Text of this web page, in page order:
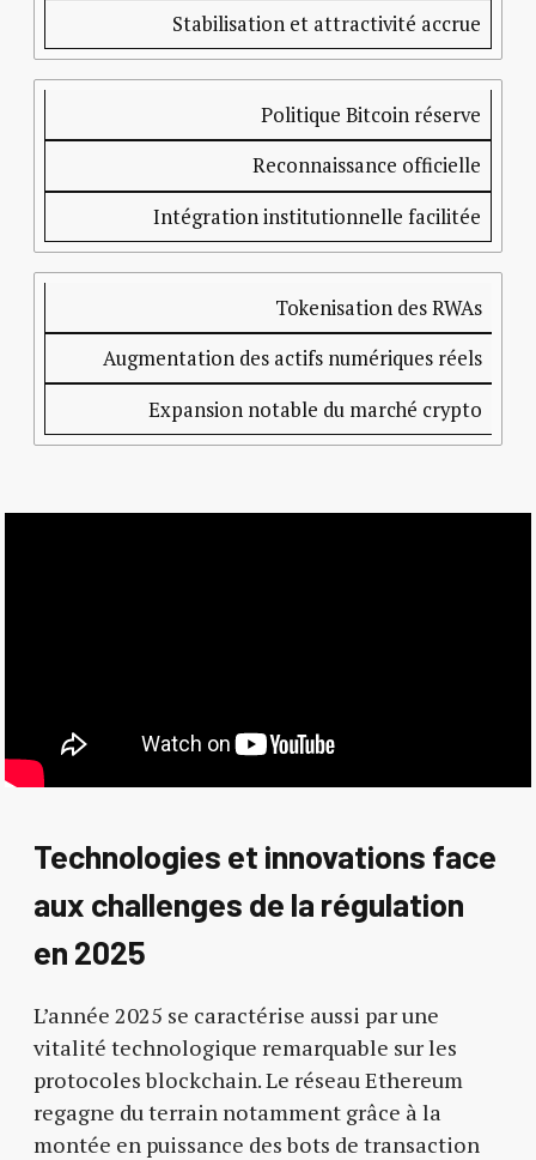
Stabilisation et attractivité accrue
Politique Bitcoin réserve
Reconnaissance officielle
Intégration institutionnelle facilitée
Tokenisation des RWAs
Augmentation des actifs numériques réels
Expansion notable du marché crypto
Technologies et innovations face
aux challenges de la régulation
en 2025
L’année 2025 se caractérise aussi par une
vitalité technologique remarquable sur les
protocoles blockchain. Le réseau Ethereum
regagne du terrain notamment grâce à la
montée en puissance des bots de transaction